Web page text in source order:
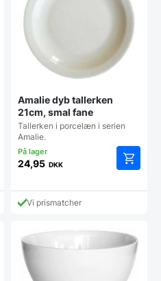
Amalie dyb tallerken
21cm, smal fane
Tallerken i porcelæn i serien
Amalie.
24,95 DKK
Vi prismatcher